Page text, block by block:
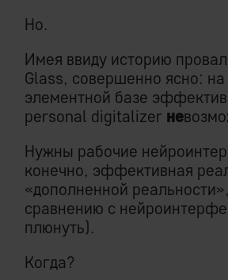
Но.
Имея ввиду историю
Glass, совершенно ясно:
элементной базе
personal digitalizer не
Нужны рабочие
конечно, эффективная
«дополненной
сравнению с
плюнуть).
Когда?